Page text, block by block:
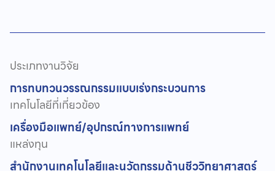
ประเภทงานวิจัย
การทบทวนวรรณกรรมแบบเร่งกระบวนการ
เทคโนโลยีที่เกี่ยวข้อง
เครื่องมือแพทย์/อุปกรณ์ทางการแพทย์
แหล่งทุน
สำนักงานเทคโนโลยีและนวัตกรรมด้านชีววิทยาศาสตร์